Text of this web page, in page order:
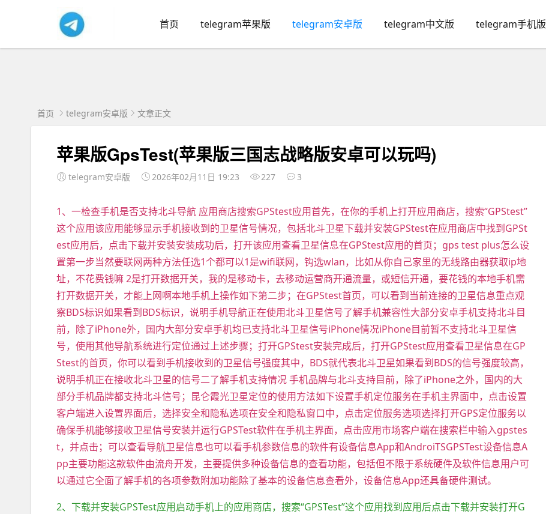
首页 telegram苹果版 telegram安卓版 telegram中文版 telegram手机版
首页 telegram安卓版 文章正文
苹果版GpsTest(苹果版三国志战略版安卓可以玩吗)
telegram安卓版 2026年02月11日 19:23 227 3
1、一检查手机是否支持北斗导航 应用商店搜索GPStest应用首先，在你的手机上打开应用商店，搜索“GPStest”
这个应用该应用能够显示手机接收到的卫星信号情况，包括北斗卫星下载并安装GPStest在应用商店中找到GPSt
est应用后，点击下载并安装安装成功后，打开该应用查看卫星信息在GPStest应用的首页；gps test plus怎么设
置第一步当然要联网两种方法任选1个都可以1是wifi联网，钩选wlan，比如从你自己家里的无线路由器获取ip地
址，不花费钱嘛 2是打开数据开关，我的是移动卡，去移动运营商开通流量，或短信开通，要花钱的本地手机需
打开数据开关，才能上网啊本地手机上操作如下第二步；在GPStest首页，可以看到当前连接的卫星信息重点观
察BDS标识如果看到BDS标识，说明手机导航正在使用北斗卫星信号了解手机兼容性大部分安卓手机支持北斗目
前，除了iPhone外，国内大部分安卓手机均已支持北斗卫星信号iPhone情况iPhone目前暂不支持北斗卫星信
号，使用其他导航系统进行定位通过上述步骤；打开GPStest安装完成后，打开GPStest应用查看卫星信息在GP
Stest的首页，你可以看到手机接收到的卫星信号强度其中，BDS就代表北斗卫星如果看到BDS的信号强度较高，
说明手机正在接收北斗卫星的信号二了解手机支持情况 手机品牌与北斗支持目前，除了iPhone之外，国内的大
部分手机品牌都支持北斗信号；昆仑霞光卫星定位的使用方法如下设置手机定位服务在手机主界面中，点击设置
客户端进入设置界面后，选择安全和隐私选项在安全和隐私窗口中，点击定位服务选项选择打开GPS定位服务以
确保手机能够接收卫星信号安装并运行GPSTest软件在手机主界面，点击应用市场客户端在搜索栏中输入gpstes
t，并点击；可以查看导航卫星信息也可以看手机参数信息的软件有设备信息App和AndroiTSGPSTest设备信息A
pp主要功能这款软件由流舟开发，主要提供多种设备信息的查看功能，包括但不限于系统硬件及软件信息用户可
以通过它全面了解手机的各项参数附加功能除了基本的设备信息查看外，设备信息App还具备硬件测试。
2、下载并安装GPSTest应用启动手机上的应用商店，搜索“GPSTest”这个应用找到应用后点击下载并安装打开G